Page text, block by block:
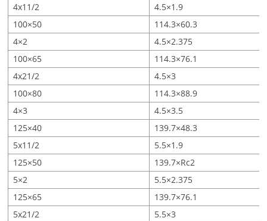
4x11/2
4.5×1.9
100×50
114.3×60.3
4×2
4.5×2.375
100×65
114.3×76.1
4x21/2
4.5×3
100×80
114.3×88.9
4×3
4.5×3.5
125×40
139.7×48.3
5x11/2
5.5×1.9
125×50
139.7×Rc2
5×2
5.5×2.375
125×65
139.7×76.1
5x21/2
5.5×3